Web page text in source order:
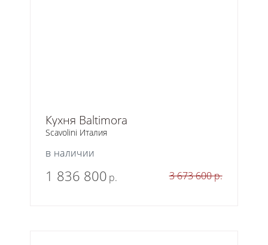
Кухня Baltimora
Scavolini Италия
в наличии
3 673 600р.
1 836 800 р.